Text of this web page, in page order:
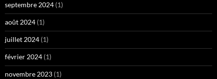
septembre 2024 (1)
août 2024 (1)
juillet 2024 (1)
février 2024 (1)
novembre 2023 (1)